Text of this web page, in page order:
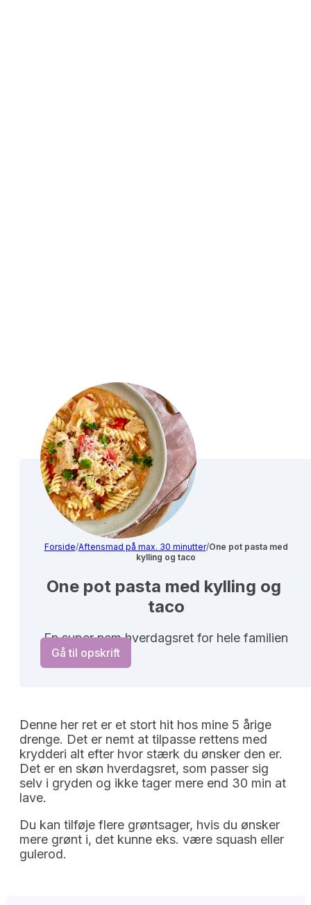
Forside/Aftensmad på max. 30 minutter/One pot pasta med
kylling og taco
One pot pasta med kylling og
taco
En super nem hverdagsret for hele familien
Gå til opskrift
Denne her ret er et stort hit hos mine 5 årige
drenge. Det er nemt at tilpasse rettens med
krydderi alt efter hvor stærk du ønsker den er.
Det er en skøn hverdagsret, som passer sig
selv i gryden og ikke tager mere end 30 min at
lave.
Du kan tilføje flere grøntsager, hvis du ønsker
mere grønt i, det kunne eks. være squash eller
gulerod.